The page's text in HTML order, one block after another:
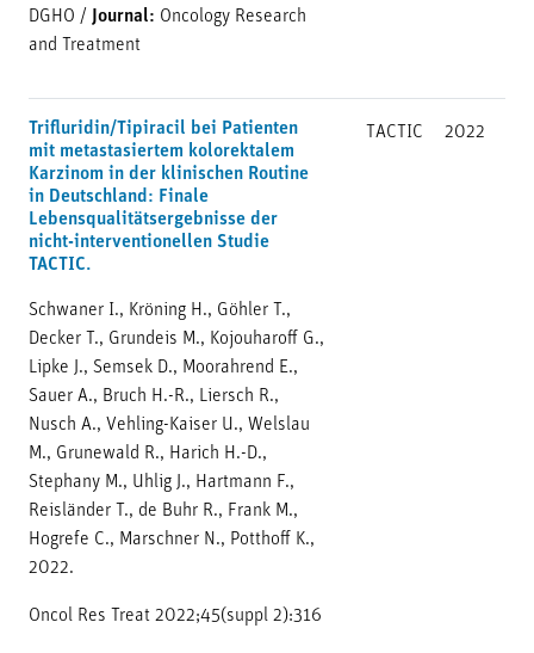
DGHO / Journal: Oncology Research
and Treatment
Trifluridin/Tipiracil bei Patienten
mit metastasiertem kolorektalem
Karzinom in der klinischen Routine
in Deutschland: Finale
Lebensqualitätsergebnisse der
nicht-interventionellen Studie
TACTIC.
Schwaner I., Kröning H., Göhler T.,
Decker T., Grundeis M., Kojouharoff G.,
Lipke J., Semsek D., Moorahrend E.,
Sauer A., Bruch H.-R., Liersch R.,
Nusch A., Vehling-Kaiser U., Welslau
M., Grunewald R., Harich H.-D.,
Stephany M., Uhlig J., Hartmann F.,
Reisländer T., de Buhr R., Frank M.,
Hogrefe C., Marschner N., Potthoff K.,
2022.
Oncol Res Treat 2022;45(suppl 2):316
TACTIC 2022